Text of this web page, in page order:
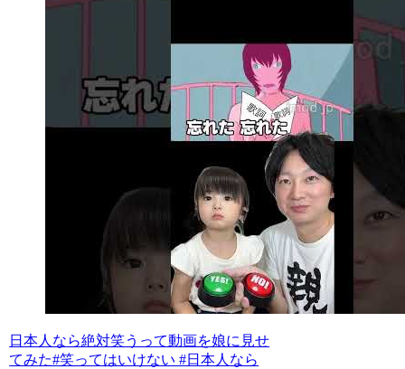
日本人なら絶対笑うって動画を娘に見せ
てみた#笑ってはいけない #日本人なら